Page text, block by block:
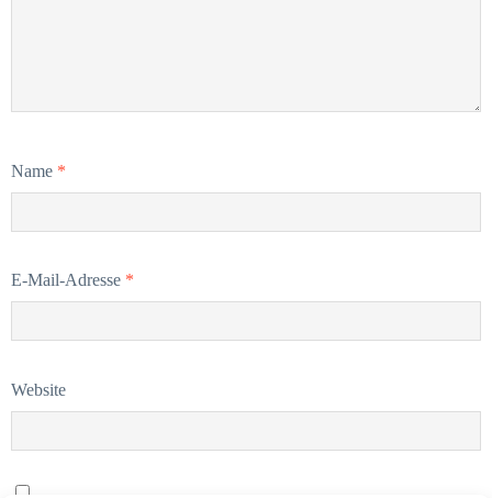
Name *
E-Mail-Adresse *
Website